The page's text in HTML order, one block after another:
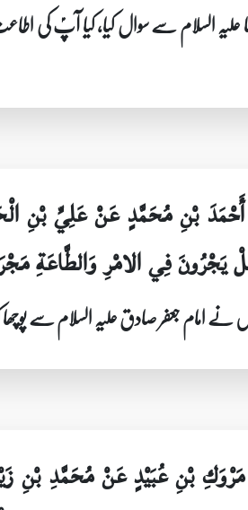
السلام سے سوال کیا، کیا آپؑ
أَحْمَدَ بْنِ مُحَمَّدٍ عَنْ عَلِيِّ بْنِ
يَجْرُونَ فِي الامْرِ وَالطَّاعَةِ
امام جعفر صادق علیہ السلام سے
مَرْوَكِ بْنِ عُبَيْدٍ عَنْ مُحَمَّدِ بْنِ